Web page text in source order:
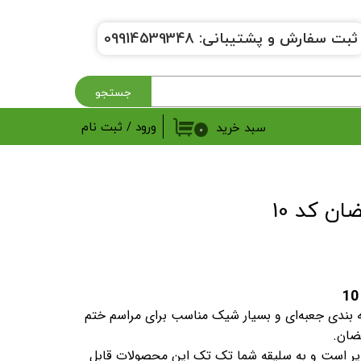
جستجو
۰ سبد خرید ورود / ثبت نام
ثبت سفارش و پشتیبانی: 09914539348
کد 10
بندی جعبه‌ای و بسیار شیک مناسب برای مراسم ختم
است و به سلیقه شما تک تک این محصولات قابل